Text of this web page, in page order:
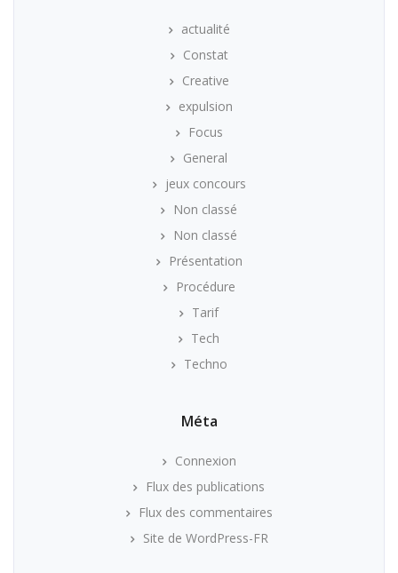
actualité
Constat
Creative
expulsion
Focus
General
jeux concours
Non classé
Non classé
Présentation
Procédure
Tarif
Tech
Techno
Méta
Connexion
Flux des publications
Flux des commentaires
Site de WordPress-FR